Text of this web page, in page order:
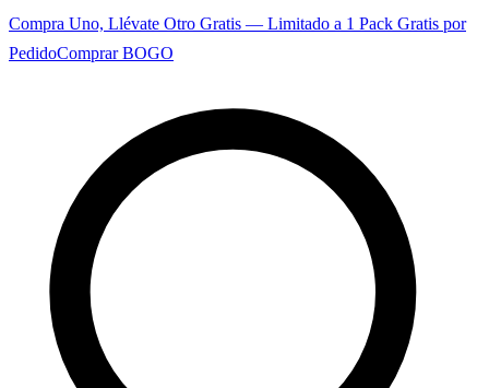
Compra Uno, Llévate Otro Gratis — Limitado a 1 Pack Gratis por
PedidoComprar BOGO